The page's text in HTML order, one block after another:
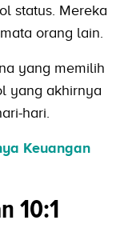
status. Mereka
orang lain.
yang memilih
yang akhirnya
hari.
Keuangan
10:1